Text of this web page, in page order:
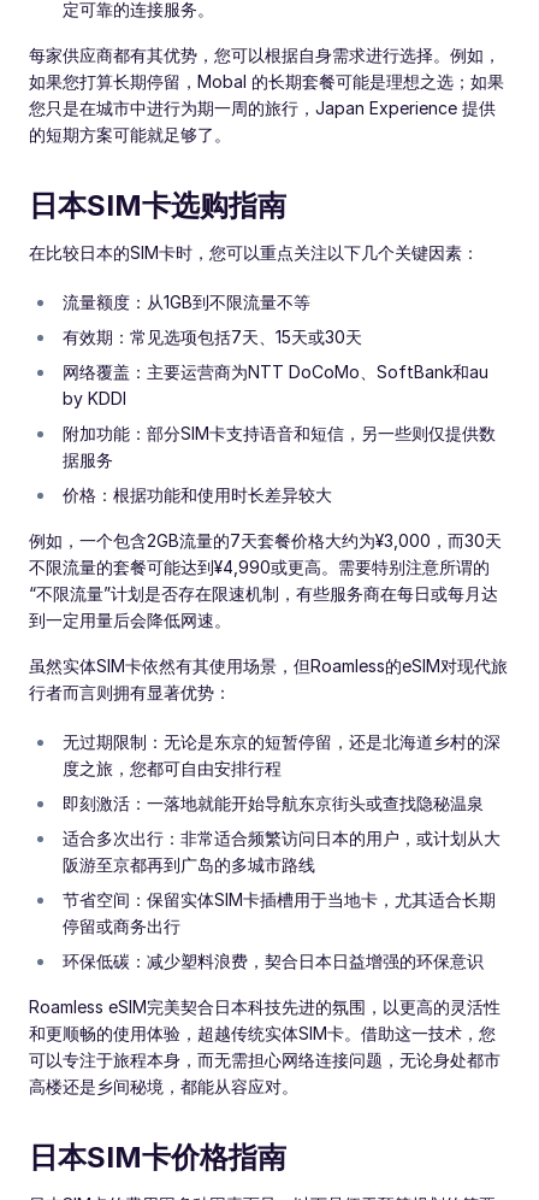
定可靠的连接服务。
每家供应商都有其优势，您可以根据自身需求进行选择。例如，
如果您打算长期停留，Mobal 的长期套餐可能是理想之选；如果
您只是在城市中进行为期一周的旅行，Japan Experience 提供
的短期方案可能就足够了。
日本SIM卡选购指南
在比较日本的SIM卡时，您可以重点关注以下几个关键因素：
流量额度：从1GB到不限流量不等
有效期：常见选项包括7天、15天或30天
网络覆盖：主要运营商为NTT DoCoMo、SoftBank和au
by KDDI
附加功能：部分SIM卡支持语音和短信，另一些则仅提供数
据服务
价格：根据功能和使用时长差异较大
例如，一个包含2GB流量的7天套餐价格大约为¥3,000，而30天
不限流量的套餐可能达到¥4,990或更高。需要特别注意所谓的
“不限流量”计划是否存在限速机制，有些服务商在每日或每月达
到一定用量后会降低网速。
虽然实体SIM卡依然有其使用场景，但Roamless的eSIM对现代旅
行者而言则拥有显著优势：
无过期限制：无论是东京的短暂停留，还是北海道乡村的深
度之旅，您都可自由安排行程
即刻激活：一落地就能开始导航东京街头或查找隐秘温泉
适合多次出行：非常适合频繁访问日本的用户，或计划从大
阪游至京都再到广岛的多城市路线
节省空间：保留实体SIM卡插槽用于当地卡，尤其适合长期
停留或商务出行
环保低碳：减少塑料浪费，契合日本日益增强的环保意识
Roamless eSIM完美契合日本科技先进的氛围，以更高的灵活性
和更顺畅的使用体验，超越传统实体SIM卡。借助这一技术，您
可以专注于旅程本身，而无需担心网络连接问题，无论身处都市
高楼还是乡间秘境，都能从容应对。
日本SIM卡价格指南